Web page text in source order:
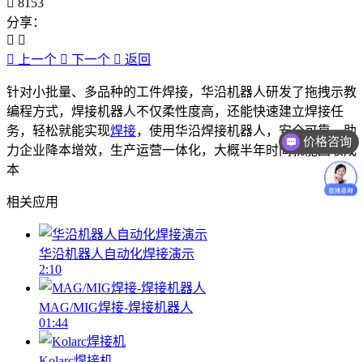
分享：
上一个 下一个 返回
针对小批量、多品种的工件焊接，华沿机器人研发了拖拽示教
编程方式，焊接机器人不仅柔性度高，还能快速建立焊接任
务，轻松就能实现焊接，使用华沿焊接机器人，安全可靠，助
力企业降本增效，生产运营一体化，大概半年时间就能回收成
本
相关应用
华沿机器人自动化焊接演示
2:10
MAG/MIG焊接-焊接机器人
01:44
价格咨询
售后技术支持